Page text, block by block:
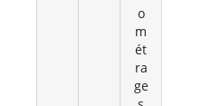
o
m
ét
ra
ge